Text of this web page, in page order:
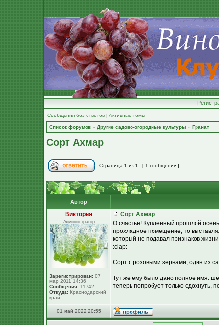
Сообщения без ответов | Активные темы
Список форумов » Другие садово-огородные культуры » Гранат
Сорт Ахмар
Страница 1 из 1 [ 1 сообщение ]
Автор
Виктория
Администратор
Зарегистрирован: 07
мар 2011 14:36
Сообщения: 11742
Откуда: Краснодарский
край
Сорт Ахмар
О счастье! Купленный прошлой
прохладное помещение, то
который не подавал признаков
:clap:
Сорт с розовыми зернами, один из
Тут же ему было дано полное имя:
теперь попробует только сдохнуть,
01 май 2022 20:55